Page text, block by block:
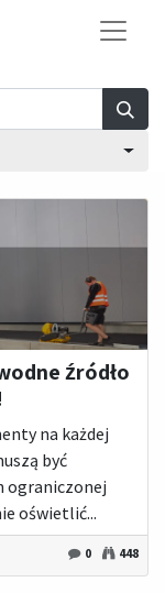
źródło
na każdej
być
ograniczonej
oświetlić...
0 448